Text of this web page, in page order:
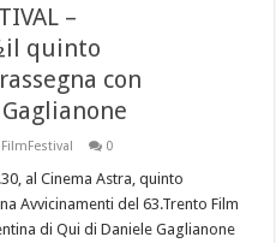
–
quinto
con
0
al Cinema Astra, quinto
Avvicinamenti del 63.Trento Film
di Qui di Daniele Gaglianone